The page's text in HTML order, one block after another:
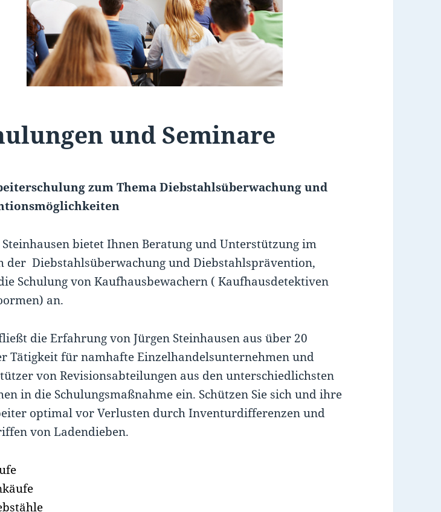
und Seminare
zum Thema Diebstahlsüberwachung und
Steinhausen bietet Ihnen Beratung und Unterstützung im
der Diebstahlsüberwachung und Diebstahlsprävention,
Schulung von Kaufhausbewachern ( Kaufhausdetektiven
an.
die Erfahrung von Jürgen Steinhausen aus über 20
Tätigkeit für namhafte Einzelhandelsunternehmen und
von Revisionsabteilungen aus den unterschiedlichsten
in die Schulungsmaßnahme ein. Schützen Sie sich und ihre
optimal vor Verlusten durch Inventurdifferenzen und
von Ladendieben.